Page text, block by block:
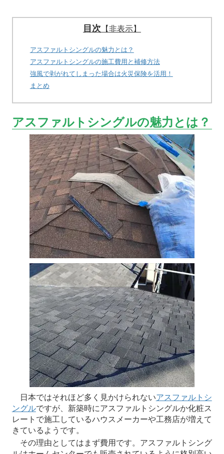
目次 【非表示】
アスファルトシングルの魅力とは？
アスファルトシングルの施工費用と補修方法
強風で剥がれてしまった場合は火災保険を活用！
まとめ
アスファルトシングルの魅力とは？
日本ではそれほど多く見かけられないアスファルトシ
ングルですが、新築時にアスファルトシングルか化粧ス
レートで施工しているハウスメーカーや工務店が増えて
きているようです。
その理由としてはまず費用です。アスファルトシング